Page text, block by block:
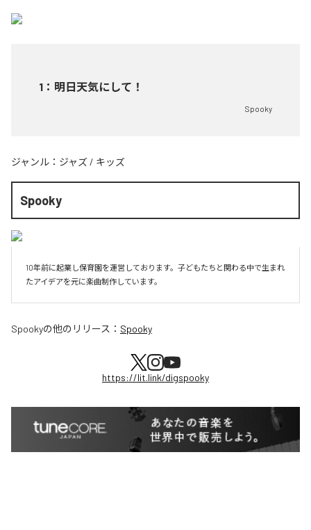
1 ： 明日天気にして！
Spooky
ジャンル： ジャズ / キッズ
Spooky
10年前に起業し保育園を運営しております。子どもたちと関わる中で生まれ
たアイデアを元に楽曲制作しています。
Spookyの他のリリース： Spooky
https://lit.link/digspooky